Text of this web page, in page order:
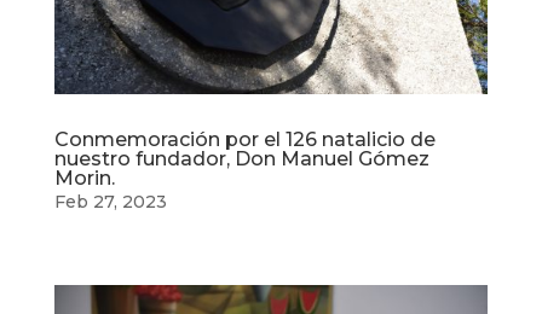
Conmemoración por el 126 natalicio de
nuestro fundador, Don Manuel Gómez
Morin.
Feb 27, 2023